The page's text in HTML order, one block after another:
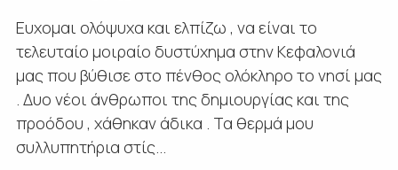
Ευχομαι ολόψυχα και ελπίζω , να είναι το
τελευταίο μοιραίο δυστύχημα στην Κεφαλονιά
μας που βύθισε στο πένθος ολόκληρο το νησί μας
. Δυο νέοι άνθρωποι της δημιουργίας και της
προόδου , χάθηκαν άδικα . Τα θερμά μου
συλλυπητήρια στίς...